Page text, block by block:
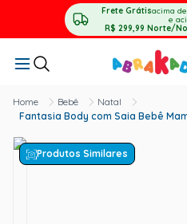
Frete Grátisacima de
e
R$ 299,99 Norte/
Bebê
Natal
Fantasia Body com Saia Bebê
Produtos Similares